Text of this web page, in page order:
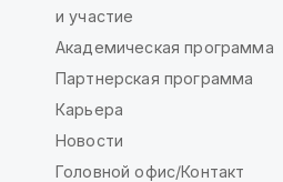
и участие
Академическая программа
Партнерская программа
Карьера
Новости
Головной офис/Контакт